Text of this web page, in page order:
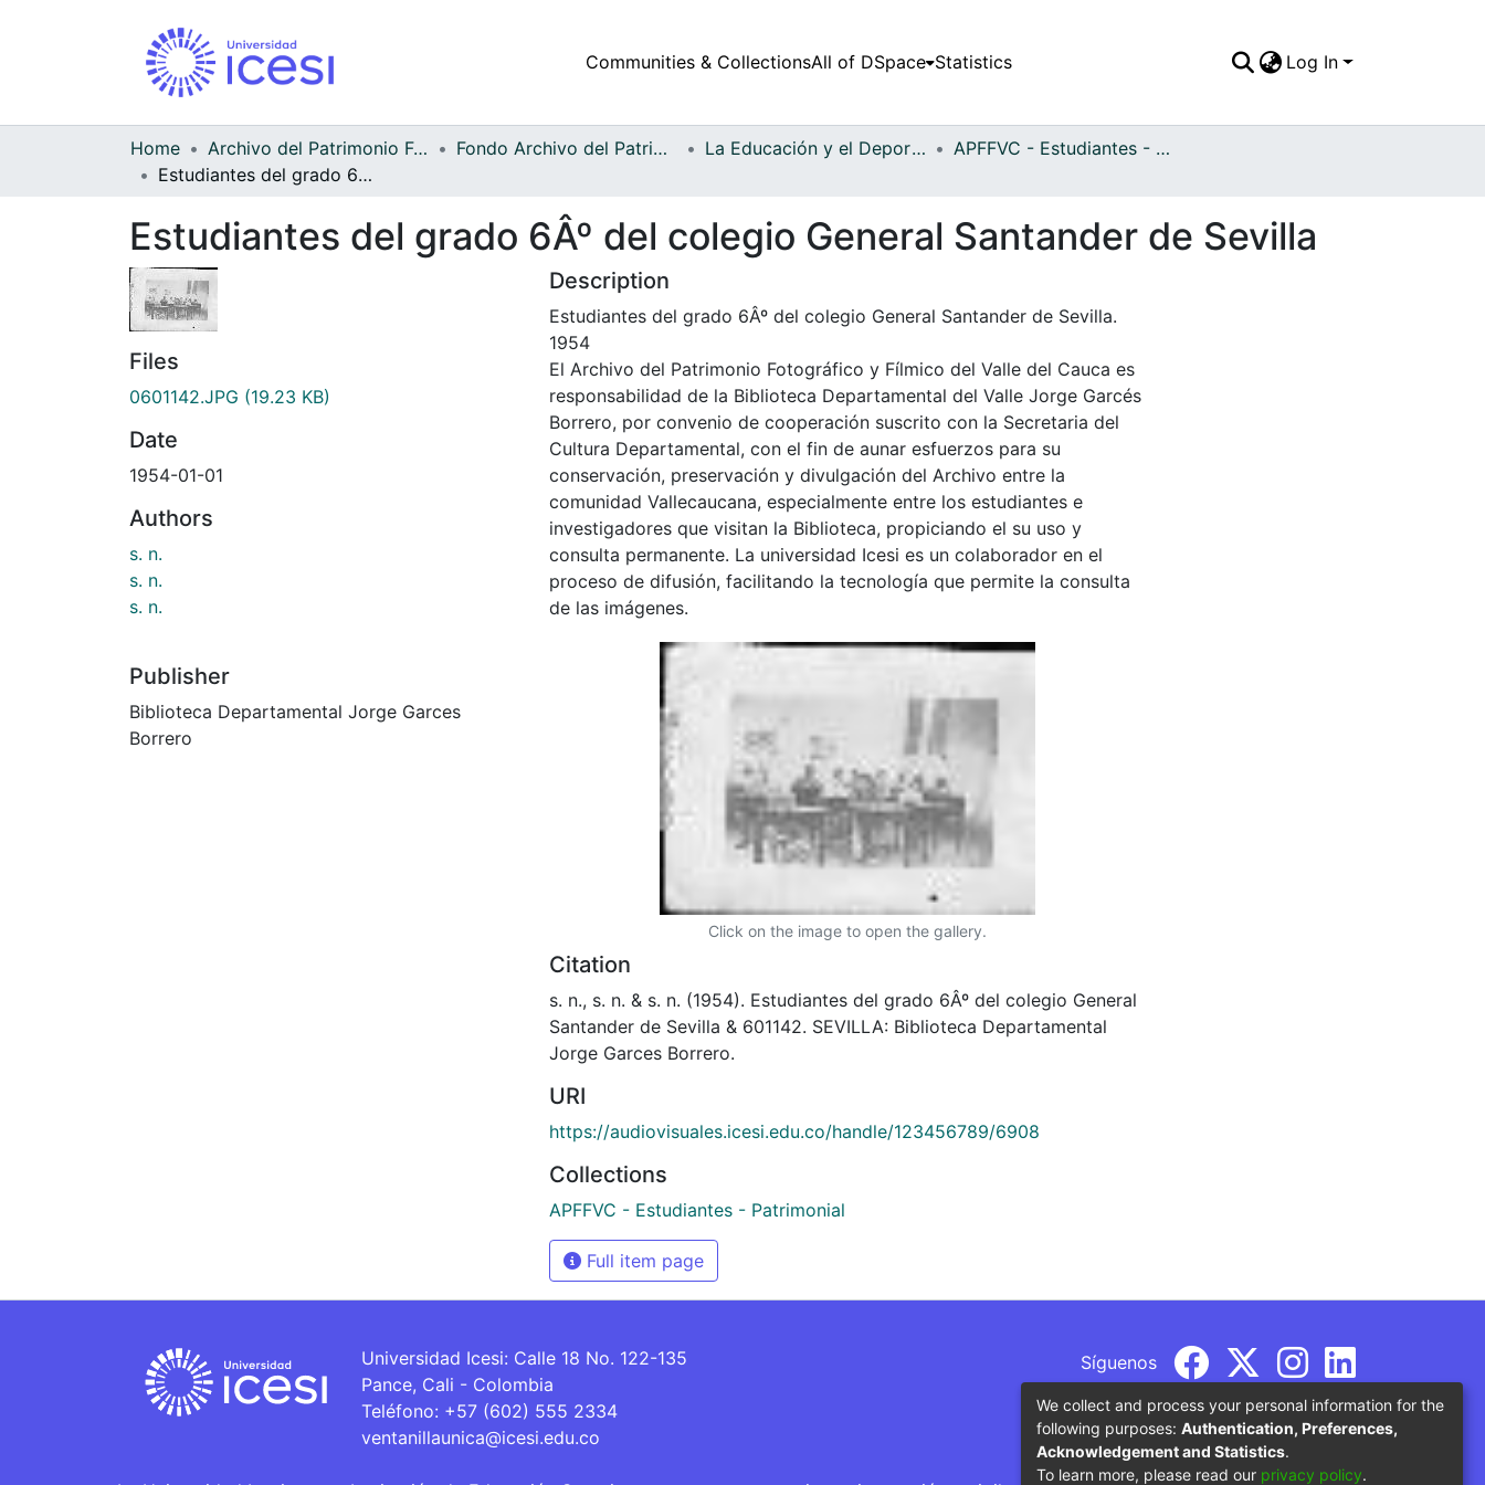
Communities & CollectionsAll of DSpace Statistics Log In
Home Archivo del Patrimonio Fotográfico y Fílmico del Valle del Cauca Fondo Archivo del Patrimonio Fotográfico y Fílmico del Valle del Cauca La Educación y el Deporte
APFFVC - Estudiantes - Patrimonial
Estudiantes del grado 6Âº del colegio General Santander de Sevilla
Estudiantes del grado 6Âº del colegio General Santander de Sevilla
Files
0601142.JPG (19.23 KB)
Date
1954-01-01
Authors
s. n.
s. n.
s. n.
Publisher
Biblioteca Departamental Jorge Garces
Borrero
Description
Estudiantes del grado 6Âº del colegio General Santander de Sevilla.
1954
El Archivo del Patrimonio Fotográfico y Fílmico del Valle del Cauca es
responsabilidad de la Biblioteca Departamental del Valle Jorge Garcés
Borrero, por convenio de cooperación suscrito con la Secretaria del
Cultura Departamental, con el fin de aunar esfuerzos para su
conservación, preservación y divulgación del Archivo entre la
comunidad Vallecaucana, especialmente entre los estudiantes e
investigadores que visitan la Biblioteca, propiciando el su uso y
consulta permanente. La universidad Icesi es un colaborador en el
proceso de difusión, facilitando la tecnología que permite la consulta
de las imágenes.
Click on the image to open the gallery.
Citation
s. n., s. n. & s. n. (1954). Estudiantes del grado 6Âº del colegio General
Santander de Sevilla & 601142. SEVILLA: Biblioteca Departamental
Jorge Garces Borrero.
URI
https://audiovisuales.icesi.edu.co/handle/123456789/6908
Collections
APFFVC - Estudiantes - Patrimonial
Full item page
Universidad Icesi: Calle 18 No. 122-135
Pance, Cali - Colombia
Teléfono: +57 (602) 555 2334
ventanillaunica@icesi.edu.co
Síguenos
We collect and process your personal information for the
following purposes: Authentication, Preferences,
Acknowledgement and Statistics.
To learn more, please read our privacy policy.